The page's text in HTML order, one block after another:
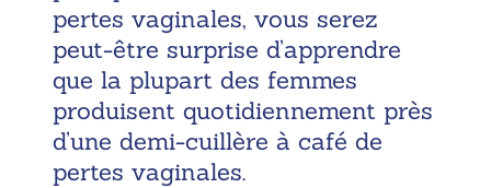
pertes vaginales, vous serez
peut-être surprise d’apprendre
que la plupart des femmes
produisent quotidiennement près
d’une demi-cuillère à café de
pertes vaginales.